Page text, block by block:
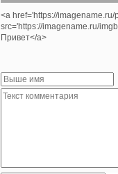
<a href='https://imagename.ru/
src='https://imagename.ru/
Привет</a>